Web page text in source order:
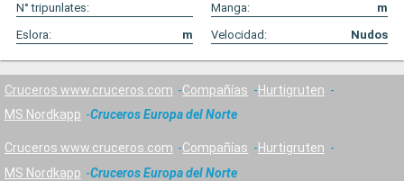
N° tripunlates:
Manga:
m
Eslora:
m Velocidad: Nudos
Cruceros www.cruceros.com Compañías
Hurtigruten
MS Nordkapp
Cruceros Europa del Norte
Cruceros www.cruceros.com Compañías
Hurtigruten
MS Nordkapp
Cruceros Europa del Norte